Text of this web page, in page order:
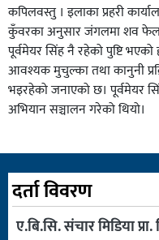
कपिलवस्तु । इलाका प्रहरी
कुँवरका अनुसार जंगलमा शव
पूर्वमेयर सिंह नै रहेको पुष्टि
आवश्यक मुचुल्का तथा कानुनी
भइरहेको जनाएको छ। पूर्वमेयर
अभियान सञ्चालन गरेको थियो।
दर्ता विवरण
ए.बि.सि. संचार मिडिया प्रा.